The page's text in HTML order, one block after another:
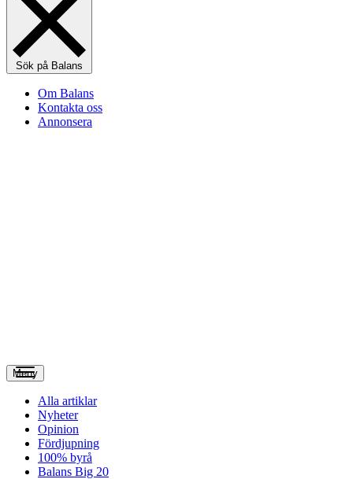
Sök på Balans
Om Balans
Kontakta oss
Annonsera
Meny
Alla artiklar
Nyheter
Opinion
Fördjupning
100% byrå
Balans Big 20